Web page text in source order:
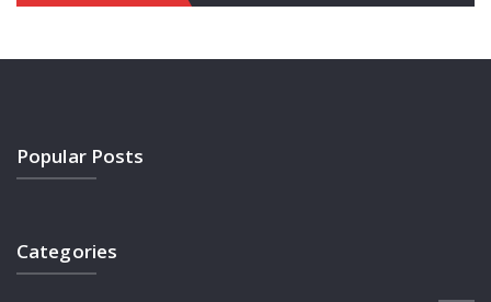
Popular Posts
Categories